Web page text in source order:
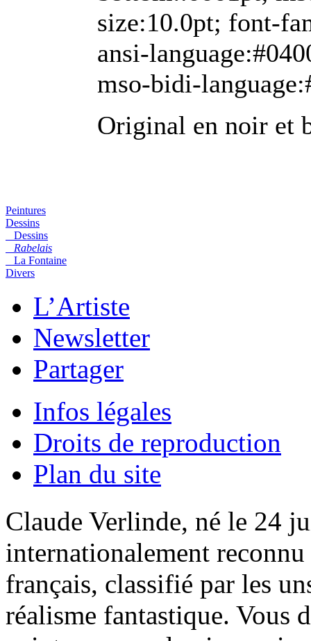
size:10.0pt; font-
ansi-
mso-bidi-
Original en noir et
Peintures
Dessins
Dessins
Rabelais
La Fontaine
Divers
L’Artiste
Newsletter
Partager
Infos légales
Droits de reproduction
Plan du site
Claude Verlinde, né le 24
internationalement
français, classifié par les
réalisme fantastique. Vous